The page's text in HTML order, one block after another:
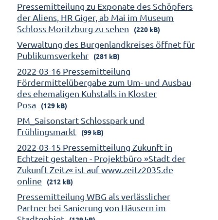
Pressemitteilung zu Exponate des Schöpfers
der Aliens, HR Giger, ab Mai im Museum
Schloss Moritzburg zu sehen
(220 kB)
Verwaltung des Burgenlandkreises öffnet für
Publikumsverkehr
(281 kB)
2022-03-16 Pressemitteilung
Fördermittelübergabe zum Um- und Ausbau
des ehemaligen Kuhstalls in Kloster
Posa
(129 kB)
PM_Saisonstart Schlosspark und
Frühlingsmarkt
(99 kB)
2022-03-15 Pressemitteilung Zukunft in
Echtzeit gestalten - Projektbüro »Stadt der
Zukunft Zeitz« ist auf www.zeitz2035.de
online
(212 kB)
Pressemitteilung WBG als verlässlicher
Partner bei Sanierung von Häusern im